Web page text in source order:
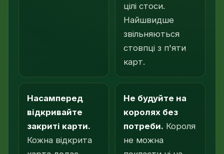
цілі стоси.
Найшвидше
звільняються
стовпці з п'яти
карт.
Насамперед
відкривайте
закриті карти.
Кожна відкрита
Не будуйте на
королях без
потреби. Короля
не можна